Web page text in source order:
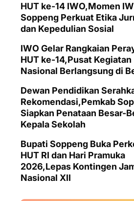
HUT ke-14 IWO,Momen
Soppeng Perkuat Etika
dan Kepedulian Sosial
IWO Gelar Rangkaian
HUT ke-14,Pusat Kegiatan
Nasional Berlangsung di
Dewan Pendidikan
Rekomendasi,Pemkab
Siapkan Penataan Besar-
Kepala Sekolah
Bupati Soppeng Buka
HUT RI dan Hari Pramuka
2026,Lepas Kontingen
Nasional XII